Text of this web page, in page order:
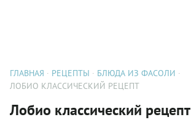
ГЛАВНАЯ РЕЦЕПТЫ
БЛЮДА ИЗ ФАСОЛИ
ЛОБИО КЛАССИЧЕСКИЙ РЕЦЕПТ
Лобио классический рецепт